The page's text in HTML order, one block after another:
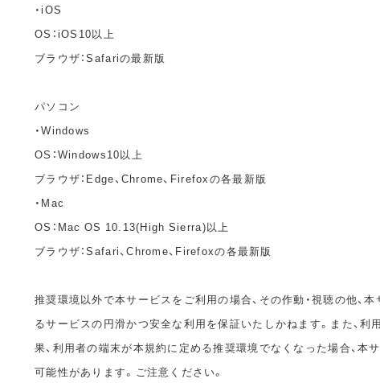
・iOS
OS：iOS10以上
ブラウザ：Safariの最新版
パソコン
・Windows
OS：Windows10以上
ブラウザ：Edge、Chrome、Firefoxの各最新版
・Mac
OS：Mac OS 10.13(High Sierra)以上
ブラウザ：Safari、Chrome、Firefoxの各最新版
推奨環境以外で本サービスをご利用の場合、その作動・視聴の他、
るサービスの円滑かつ安全な利用を保証いたしかねます。また、利
果、利用者の端末が本規約に定める推奨環境でなくなった場合、本
可能性があります。ご注意ください。